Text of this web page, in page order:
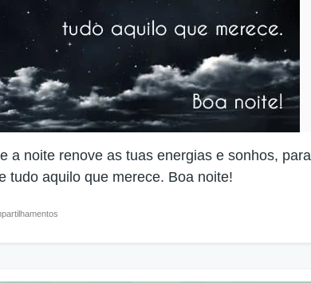
a noite renove as tuas energias e sonhos, para
tudo aquilo que merece. Boa noite!